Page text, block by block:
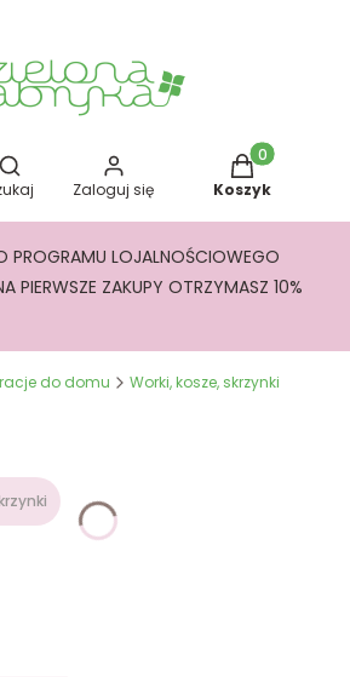
Otwórz wyszukiwarkę
Zaloguj się
Produkty w
Koszyk
PROGRAMU LOJALNOŚCIOWEGO
PIERWSZE ZAKUPY OTRZYMASZ 10%
do domu Worki, kosze, skrzynki